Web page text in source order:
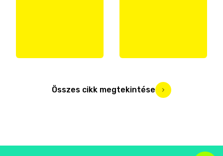
Összes cikk megtekintése